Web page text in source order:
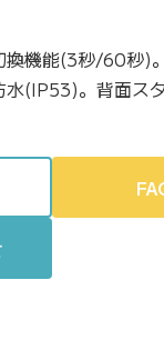
換機能(3秒/60秒)
水(IP53)。背面ス